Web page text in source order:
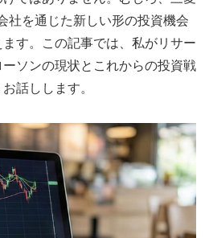
社を通じた新しい形の投資機会
す。この記事では、私がリサー
ソンの現状とこれからの投資戦
話しします。